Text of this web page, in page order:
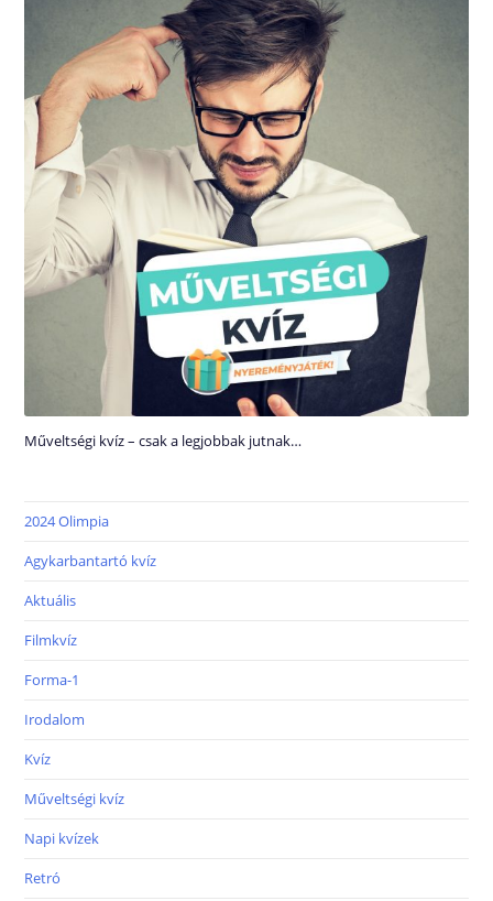
Műveltségi kvíz – csak a legjobbak jutnak…
2024 Olimpia
Agykarbantartó kvíz
Aktuális
Filmkvíz
Forma-1
Irodalom
Kvíz
Műveltségi kvíz
Napi kvízek
Retró